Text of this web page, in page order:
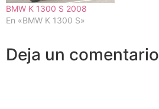
BMW K 1300 S 2008
En «BMW K 1300 S»
Deja un comentario